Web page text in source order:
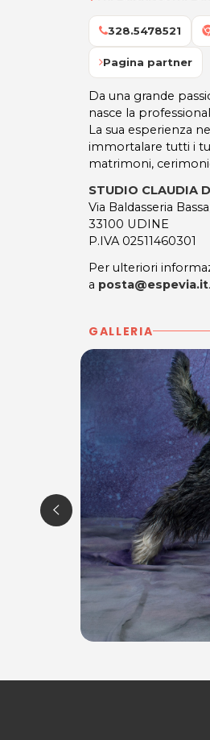
328.5478521
Pagina partner
Da una grande
nasce la
La sua esperienza
immortalare tutti i
matrimoni,
STUDIO CLAUDIA
Via Baldasseria
33100 UDINE
P.IVA 02511460301
Per ulteriori
a posta@espevia.it.
GALLERIA